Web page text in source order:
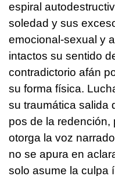
espiral
soledad y sus
emocional-sexual y
intactos su sentido
contradictorio afán
su forma física.
su traumática salida
pos de la
otorga la voz
no se apura en
solo asume la culpa